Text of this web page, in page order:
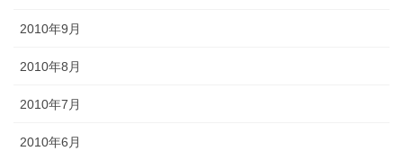
2010年9月
2010年8月
2010年7月
2010年6月